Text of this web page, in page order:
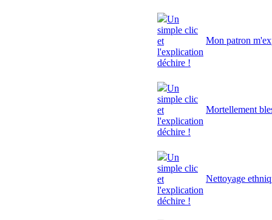
Un
simple clic
et
l'explication
déchire !
Mon patron
Un
simple clic
et
l'explication
déchire !
Mortellement
Un
simple clic
et
l'explication
déchire !
Nettoyage